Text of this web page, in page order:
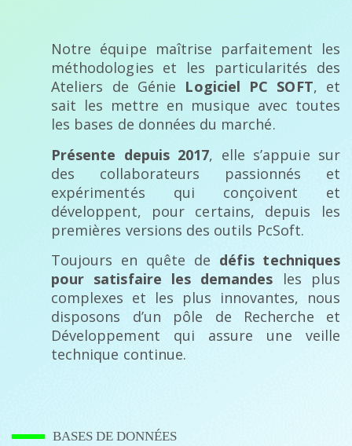
Notre équipe maîtrise parfaitement les
méthodologies et les particularités des
Ateliers de Génie Logiciel PC SOFT, et
sait les mettre en musique avec toutes
les bases de données du marché.
Présente depuis 2017, elle s’appuie sur
des collaborateurs passionnés et
expérimentés qui conçoivent et
développent, pour certains, depuis les
premières versions des outils PcSoft.
Toujours en quête de défis techniques
pour satisfaire les demandes les plus
complexes et les plus innovantes, nous
disposons d’un pôle de Recherche et
Développement qui assure une veille
technique continue.
BASES DE DONNÉES